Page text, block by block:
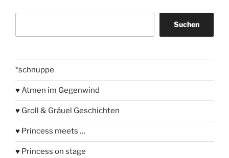
Suchen
*schnuppe
♥ Atmen im Gegenwind
♥ Groll & Gräuel Geschichten
♥ Princess meets …
♥ Princess on stage